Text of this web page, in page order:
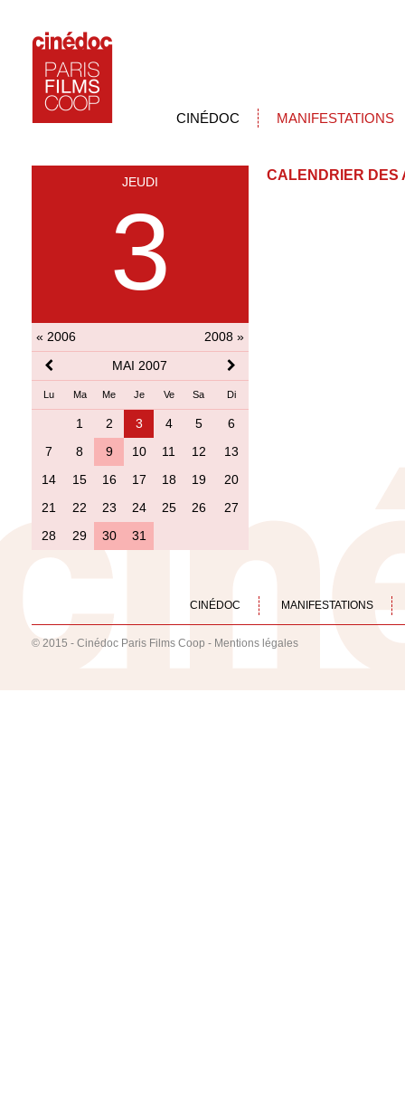
CINÉDOC MANIFESTATIONS
JEUDI
3
« 2006
2008 »
MAI 2007
Lu Ma Me Je Ve Sa Di
1 2 3 4 5
6
7
8 9 10 11 12
13
14
15 16 17 18 19
20
21
22 23 24 25 26
27
28
29 30 31
CALENDRIER DES
CINÉDOC MANIFESTATIONS
© 2015 - Cinédoc Paris Films Coop - Mentions légales